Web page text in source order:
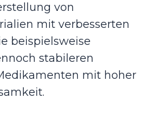
von
mit verbesserten
beispielsweise
stabileren
mit hoher